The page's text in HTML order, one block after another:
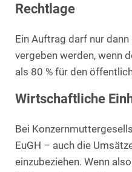
Rechtlage
Ein Auftrag darf nur
vergeben werden, wenn
als 80 % für den
Wirtschaftliche
Bei
EuGH – auch die
einzubeziehen. Wenn